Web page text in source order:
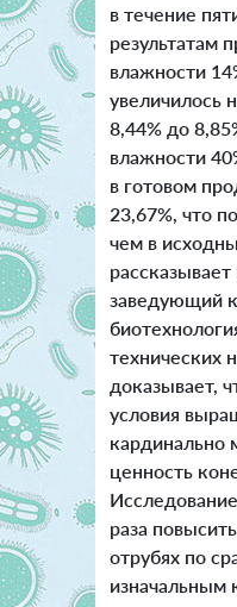
в течение
результатам
влажности
увеличилось
8,44% до
влажности
в готовом
23,67%, что
чем в
заведующий
технических
доказывает,
условия
кардинально
ценность
раза
отрубях по
изначальным